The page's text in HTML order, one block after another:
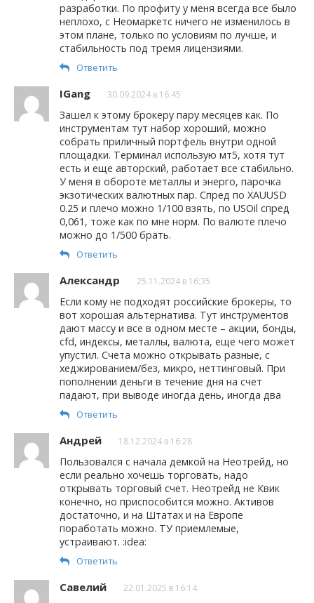
разработки. По профиту у меня всегда все было
неплохо, с Неомаркетс ничего не изменилось в
этом плане, только по условиям по лучше, и
стабильность под тремя лицензиями.
Ответить
IGang 30.09.2024 в 16:45
Зашел к этому брокеру пару месяцев как. По
инструментам тут набор хороший, можно
собрать приличный портфель внутри одной
площадки. Терминал использую мт5, хотя тут
есть и еще авторский, работает все стабильно.
У меня в обороте металлы и энерго, парочка
экзотических валютных пар. Спред по XAUUSD
0.25 и плечо можно 1/100 взять, по USOil спред
0,061, тоже как по мне норм. По валюте плечо
можно до 1/500 брать.
Ответить
Александр 25.11.2024 в 16:35
Если кому не подходят российские брокеры, то
вот хорошая альтернатива. Тут инструментов
дают массу и все в одном месте – акции, бонды,
cfd, индексы, металлы, валюта, еще чего может
упустил. Счета можно открывать разные, с
хеджированием/без, микро, неттинговый. При
пополнении деньги в течение дня на счет
падают, при выводе иногда день, иногда два
Ответить
Андрей 18.12.2024 в 16:28
Пользовался с начала демкой на Неотрейд, но
если реально хочешь торговать, надо
открывать торговый счет. Неотрейд не Квик
конечно, но приспособится можно. Активов
достаточно, и на Штатах и на Европе
поработать можно. ТУ приемлемые,
устраивают. :idea:
Ответить
Савелий 22.01.2025 в 16:14